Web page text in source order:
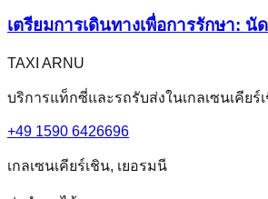
เตรียมการเดินทางเพื่อการรักษา:
TAXI ARNU
บริการแท็กซี่และรถรับส่งในเกลเซนเคีย
+49 1590 6426696
เกลเซนเคียร์เชิน, เยอรมนี